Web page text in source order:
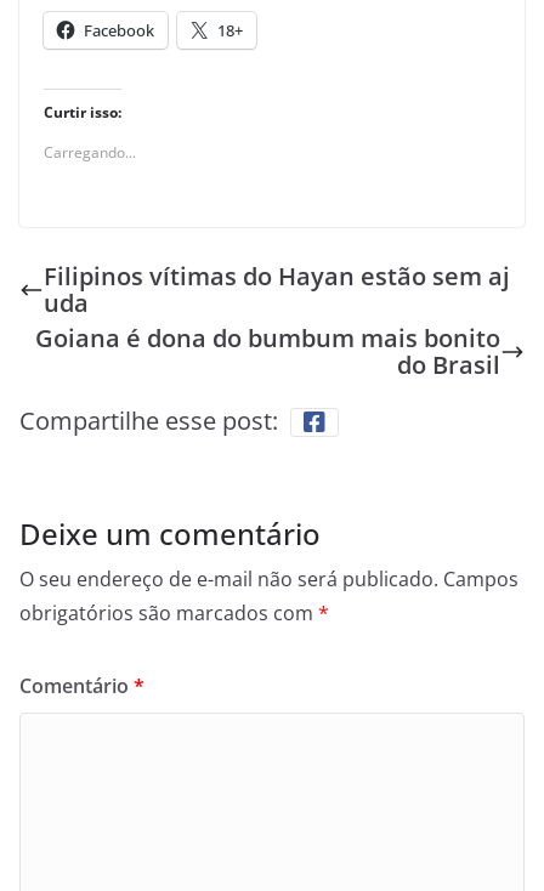
Facebook 18+
Curtir isso:
Carregando...
Filipinos vítimas do Hayan estão sem aj
uda
Goiana é dona do bumbum mais bonito
do Brasil
Compartilhe esse post:
Deixe um comentário
O seu endereço de e-mail não será publicado. Campos
obrigatórios são marcados com *
Comentário *